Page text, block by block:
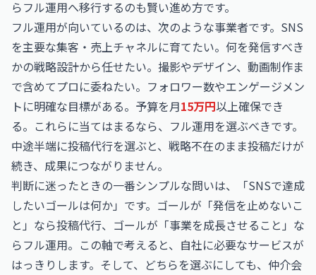
らフル運用へ移行するのも賢い進め方です。
フル運用が向いているのは、次のような事業者です。SNS
を主要な集客・売上チャネルに育てたい。何を発信すべき
かの戦略設計から任せたい。撮影やデザイン、動画制作ま
で含めてプロに委ねたい。フォロワー数やエンゲージメン
トに明確な目標がある。予算を月15万円以上確保でき
る。これらに当てはまるなら、フル運用を選ぶべきです。
中途半端に投稿代行を選ぶと、戦略不在のまま投稿だけが
続き、成果につながりません。
判断に迷ったときの一番シンプルな問いは、「SNSで達成
したいゴールは何か」です。ゴールが「発信を止めないこ
と」なら投稿代行、ゴールが「事業を成長させること」な
らフル運用。この軸で考えると、自社に必要なサービスが
はっきりします。そして、どちらを選ぶにしても、仲介会